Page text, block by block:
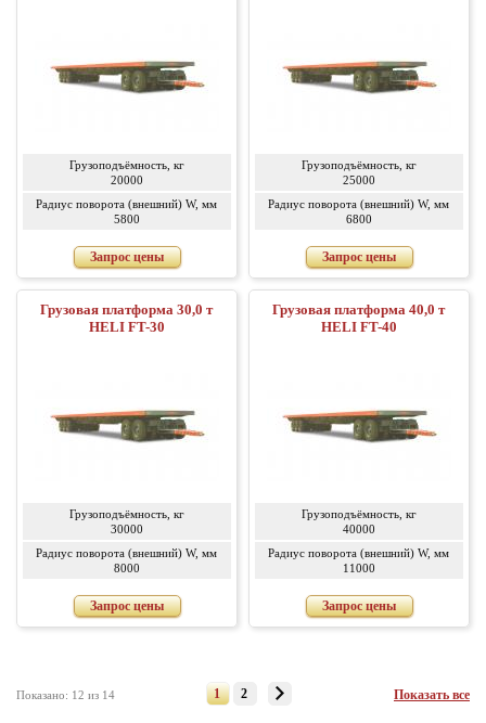
Грузоподъёмность, кг
20000
Радиус поворота (внешний) W, мм
5800
Запрос цены
Грузоподъёмность, кг
25000
Радиус поворота (внешний) W, мм
6800
Запрос цены
Грузовая платформа 30,0 т
HELI FT-30
Грузоподъёмность, кг
30000
Радиус поворота (внешний) W, мм
8000
Запрос цены
Грузовая платформа 40,0 т
HELI FT-40
Грузоподъёмность, кг
40000
Радиус поворота (внешний) W, мм
11000
Запрос цены
Показано: 12 из 14 Показать все
1 2